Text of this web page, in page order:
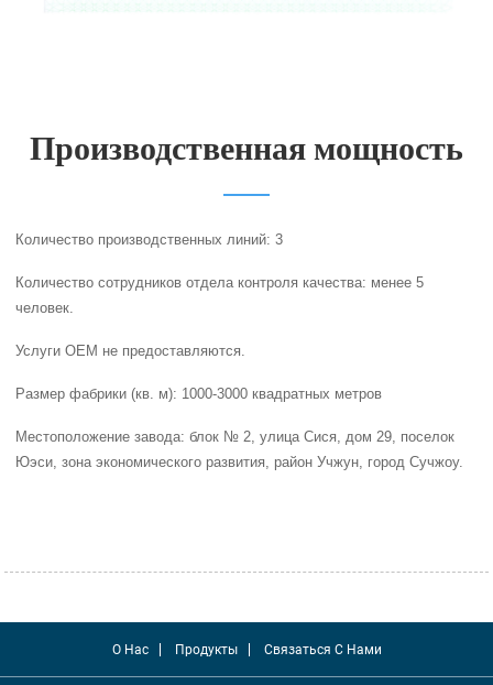
Производственная мощность
Количество производственных линий: 3
Количество сотрудников отдела контроля качества: менее 5
человек.
Услуги OEM не предоставляются.
Размер фабрики (кв. м): 1000-3000 квадратных метров
Местоположение завода: блок № 2, улица Сися, дом 29, поселок
Юэси, зона экономического развития, район Учжун, город Сучжоу.
О Нас Продукты Связаться С Нами